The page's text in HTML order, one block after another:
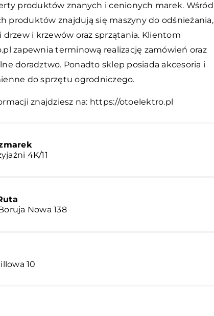
produktów znanych i cenionych marek. Wśród
produktów znajdują się maszyny do odśnieżania,
drzew i krzewów oraz sprzątania. Klientom
zapewnia terminową realizację zamówień oraz
doradztwo. Ponadto sklep posiada akcesoria i
do sprzętu ogrodniczego.
znajdziesz na: https://otoelektro.pl
4K/11
Nowa 138
10